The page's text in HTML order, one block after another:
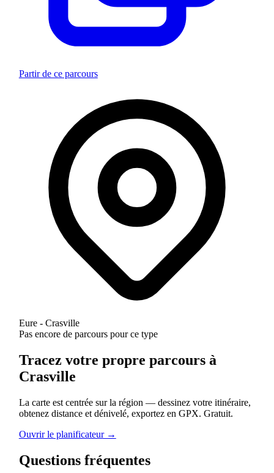
Partir de ce parcours
Eure - Crasville
Pas encore de parcours pour ce type
Tracez votre propre parcours à
Crasville
La carte est centrée sur la région — dessinez votre itinéraire,
obtenez distance et dénivelé, exportez en GPX. Gratuit.
Ouvrir le planificateur →
Questions fréquentes